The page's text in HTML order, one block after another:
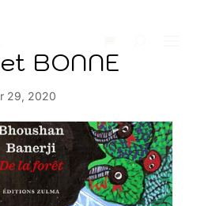
BONNE
29, 2020